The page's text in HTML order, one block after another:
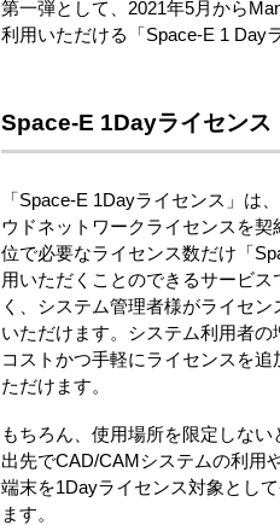
第一弾として、2021年5月から
利用いただける「Space-E 1 Day
Space-E 1Dayライセンス
「Space-E 1Dayライセンス」は
ウドネットワークライセンスを
位で必要なライセンス数だけ「
用いただくことのできるサービ
く、システム管理者様がライセ
いただけます。システム利用者
コストかつ手軽にライセンスを
ただけます。
もちろん、使用場所を限定しな
出先でCAD/CAMシステムの利用
端末を1Dayライセンス対象とし
ます。